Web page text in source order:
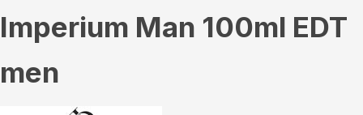
Imperium Man 100ml EDT
men